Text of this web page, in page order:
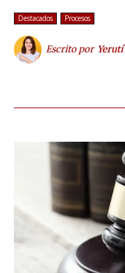
Destacados Procesos
Escrito por